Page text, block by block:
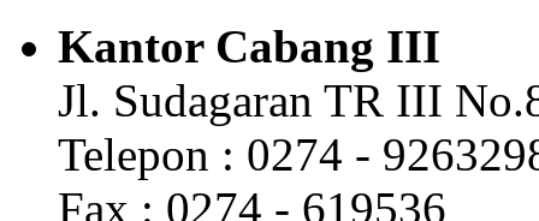
Kantor Cabang III
Jl. Sudagaran TR III
Telepon : 0274 -
Fax : 0274 - 619536